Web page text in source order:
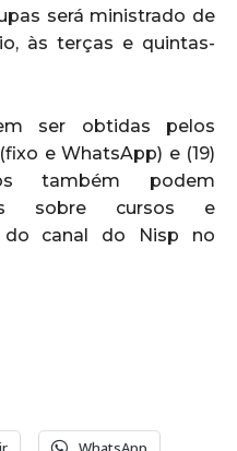
será ministrado de
às terças e quintas-
ser obtidas pelos
e WhatsApp) e (19)
também podem
sobre cursos e
do canal do Nisp no